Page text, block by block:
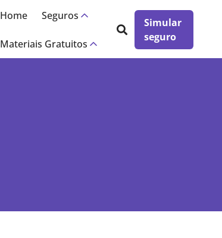
Home Seguros
Materiais Gratuitos
Simular
seguro